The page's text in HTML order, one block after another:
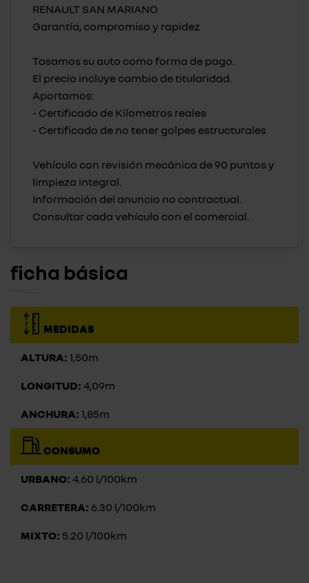
RENAULT SAN MARIANO
Garantía, compromiso y rapidez
Tasamos su auto como forma de pago.
El precio incluye cambio de titularidad.
Aportamos:
- Certificado de Kilometros reales
- Certificado de no tener golpes estructurales
Vehículo con revisión mecánica de 90 puntos y
limpieza integral.
Información del anuncio no contractual.
ficha básica
MEDIDAS
ALTURA: 1,50m
LONGITUD: 4,09m
ANCHURA: 1,85m
CONSUMO
URBANO: 4.60 l/100km
CARRETERA: 6.30 l/100km
MIXTO: 5.20 l/100km